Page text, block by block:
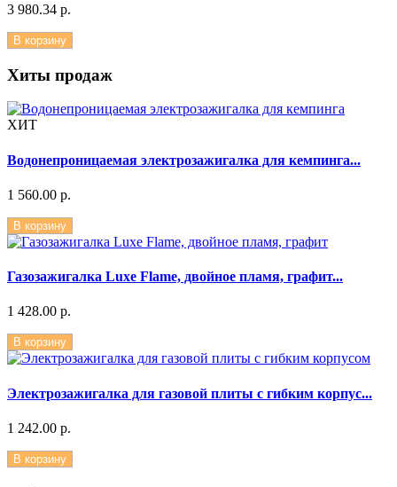
3 980.34 р.
В корзину
Хиты продаж
ХИТ
Водонепроницаемая электрозажигалка для кемпинга...
1 560.00 р.
В корзину
Газозажигалка Luxe Flame, двойное пламя, графит...
1 428.00 р.
В корзину
Электрозажигалка для газовой плиты с гибким корпус...
1 242.00 р.
В корзину